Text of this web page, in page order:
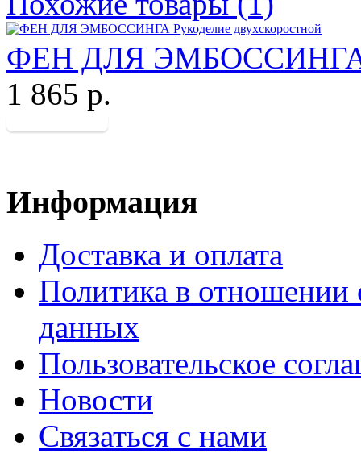
ФЕН ДЛЯ ЭМБОССИНГА
1 865 р.
Информация
Доставка и оплата
Политика в отношении
данных
Пользовательское
Новости
Связаться с нами